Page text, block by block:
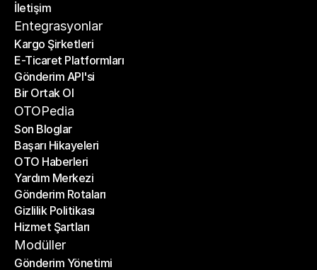
Fiyat Hesaplayıcı
İletişim
İletişim
Entegrasyonlar
Kargo Şirketleri
Kargo Şirketleri
E-Ticaret Platformları
E-Ticaret Platformları
Gönderim API'si
Gönderim API'si
Bir Ortak Ol
Bir Ortak Ol
OTOPedia
Son Bloglar
Son Bloglar
Başarı Hikayeleri
Başarı Hikayeleri
OTO Haberleri
OTO Haberleri
Yardım Merkezi
Yardım Merkezi
Gönderim Rotaları
Gönderim Rotaları
Gizlilik Politikası
Gizlilik Politikası
Hizmet Şartları
Hizmet Şartları
Modüller
Gönderim Yönetimi